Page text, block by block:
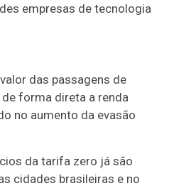
empresas de tecnologia
das passagens de
forma direta a renda
no aumento da evasão
da tarifa zero já são
cidades brasileiras e no